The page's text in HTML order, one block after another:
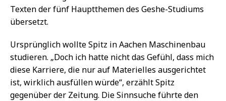
Texten der fünf Hauptthemen des Geshe-Studiums
übersetzt.
Ursprünglich wollte Spitz in Aachen Maschinenbau
studieren. „Doch ich hatte nicht das Gefühl, dass mich
diese Karriere, die nur auf Materielles ausgerichtet
ist, wirklich ausfüllen würde“, erzählt Spitz
gegenüber der Zeitung. Die Sinnsuche führte den